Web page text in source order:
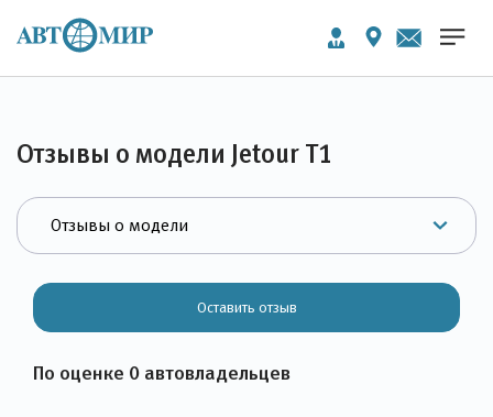
Отзывы о модели Jetour T1
Оставить отзыв
По оценке 0 автовладельцев